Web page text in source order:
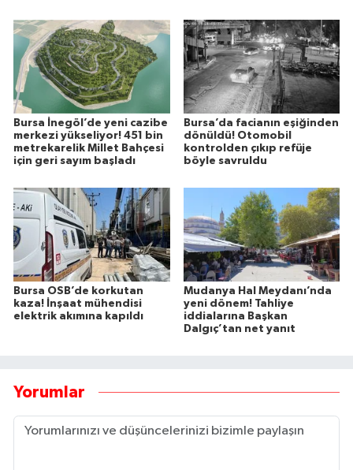
Bursa İnegöl’de yeni cazibe
merkezi yükseliyor! 451 bin
metrekarelik Millet Bahçesi
için geri sayım başladı
Bursa’da facianın eşiğinden
dönüldü! Otomobil
kontrolden çıkıp refüje
böyle savruldu
Bursa OSB’de korkutan
kaza! İnşaat mühendisi
elektrik akımına kapıldı
Mudanya Hal Meydanı’nda
yeni dönem! Tahliye
iddialarına Başkan
Dalgıç’tan net yanıt
Yorumlar